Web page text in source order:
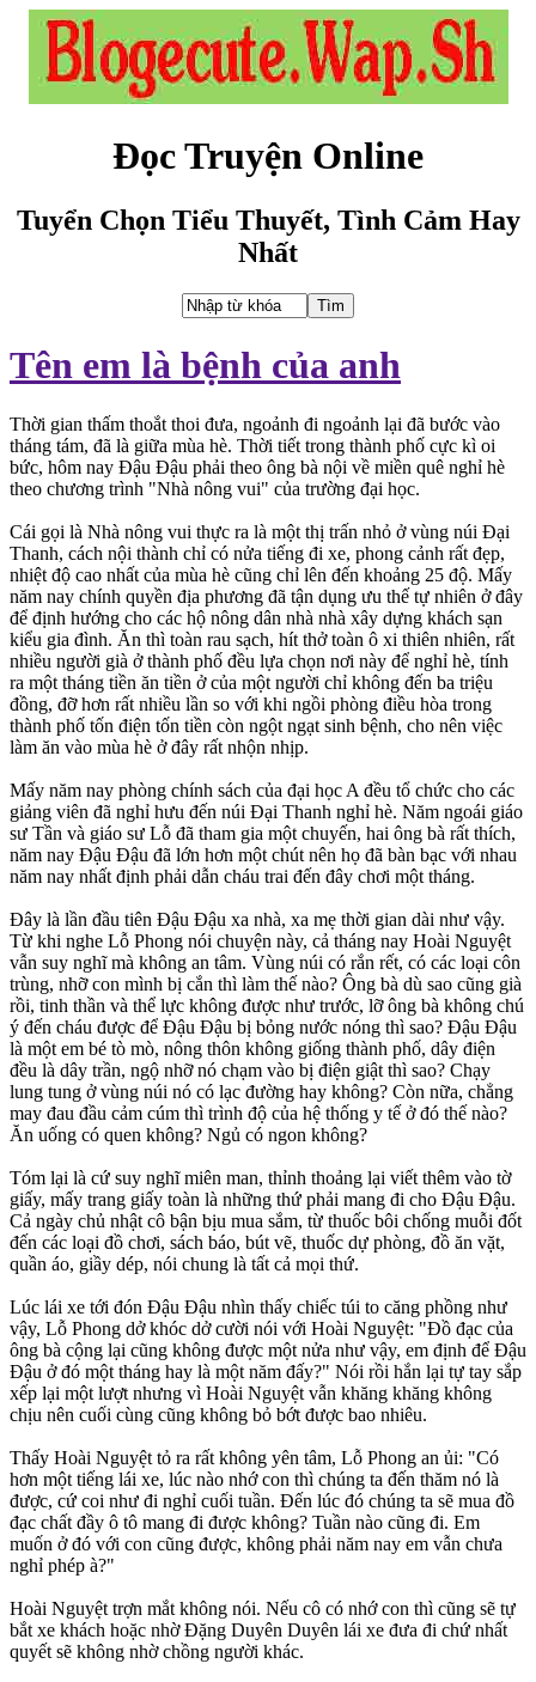
Đọc Truyện Online
Tuyển Chọn Tiểu Thuyết, Tình Cảm Hay
Nhất
Tên em là bệnh của anh
Thời gian thấm thoắt thoi đưa, ngoảnh đi ngoảnh lại đã bước vào
tháng tám, đã là giữa mùa hè. Thời tiết trong thành phố cực kì oi
bức, hôm nay Đậu Đậu phải theo ông bà nội về miền quê nghỉ hè
theo chương trình "Nhà nông vui" của trường đại học.
Cái gọi là Nhà nông vui thực ra là một thị trấn nhỏ ở vùng núi Đại
Thanh, cách nội thành chỉ có nửa tiếng đi xe, phong cảnh rất đẹp,
nhiệt độ cao nhất của mùa hè cũng chỉ lên đến khoảng 25 độ. Mấy
năm nay chính quyền địa phương đã tận dụng ưu thế tự nhiên ở đây
để định hướng cho các hộ nông dân nhà nhà xây dựng khách sạn
kiểu gia đình. Ăn thì toàn rau sạch, hít thở toàn ô xi thiên nhiên, rất
nhiều người già ở thành phố đều lựa chọn nơi này để nghỉ hè, tính
ra một tháng tiền ăn tiền ở của một người chỉ không đến ba triệu
đồng, đỡ hơn rất nhiều lần so với khi ngồi phòng điều hòa trong
thành phố tốn điện tốn tiền còn ngột ngạt sinh bệnh, cho nên việc
làm ăn vào mùa hè ở đây rất nhộn nhịp.
Mấy năm nay phòng chính sách của đại học A đều tổ chức cho các
giảng viên đã nghỉ hưu đến núi Đại Thanh nghỉ hè. Năm ngoái giáo
sư Tần và giáo sư Lỗ đã tham gia một chuyến, hai ông bà rất thích,
năm nay Đậu Đậu đã lớn hơn một chút nên họ đã bàn bạc với nhau
năm nay nhất định phải dẫn cháu trai đến đây chơi một tháng.
Đây là lần đầu tiên Đậu Đậu xa nhà, xa mẹ thời gian dài như vậy.
Từ khi nghe Lỗ Phong nói chuyện này, cả tháng nay Hoài Nguyệt
vẫn suy nghĩ mà không an tâm. Vùng núi có rắn rết, có các loại côn
trùng, nhỡ con mình bị cắn thì làm thế nào? Ông bà dù sao cũng già
rồi, tinh thần và thể lực không được như trước, lỡ ông bà không chú
ý đến cháu được để Đậu Đậu bị bỏng nước nóng thì sao? Đậu Đậu
là một em bé tò mò, nông thôn không giống thành phố, dây điện
đều là dây trần, ngộ nhỡ nó chạm vào bị điện giật thì sao? Chạy
lung tung ở vùng núi nó có lạc đường hay không? Còn nữa, chẳng
may đau đầu cảm cúm thì trình độ của hệ thống y tế ở đó thế nào?
Ăn uống có quen không? Ngủ có ngon không?
Tóm lại là cứ suy nghĩ miên man, thỉnh thoảng lại viết thêm vào tờ
giấy, mấy trang giấy toàn là những thứ phải mang đi cho Đậu Đậu.
Cả ngày chủ nhật cô bận bịu mua sắm, từ thuốc bôi chống muỗi đốt
đến các loại đồ chơi, sách báo, bút vẽ, thuốc dự phòng, đồ ăn vặt,
quần áo, giầy dép, nói chung là tất cả mọi thứ.
Lúc lái xe tới đón Đậu Đậu nhìn thấy chiếc túi to căng phồng như
vậy, Lỗ Phong dở khóc dở cười nói với Hoài Nguyệt: "Đồ đạc của
ông bà cộng lại cũng không được một nửa như vậy, em định để Đậu
Đậu ở đó một tháng hay là một năm đấy?" Nói rồi hắn lại tự tay sắp
xếp lại một lượt nhưng vì Hoài Nguyệt vẫn khăng khăng không
chịu nên cuối cùng cũng không bỏ bớt được bao nhiêu.
Thấy Hoài Nguyệt tỏ ra rất không yên tâm, Lỗ Phong an ủi: "Có
hơn một tiếng lái xe, lúc nào nhớ con thì chúng ta đến thăm nó là
được, cứ coi như đi nghỉ cuối tuần. Đến lúc đó chúng ta sẽ mua đồ
đạc chất đầy ô tô mang đi được không? Tuần nào cũng đi. Em
muốn ở đó với con cũng được, không phải năm nay em vẫn chưa
nghỉ phép à?"
Hoài Nguyệt trợn mắt không nói. Nếu cô có nhớ con thì cũng sẽ tự
bắt xe khách hoặc nhờ Đặng Duyên Duyên lái xe đưa đi chứ nhất
quyết sẽ không nhờ chồng người khác.